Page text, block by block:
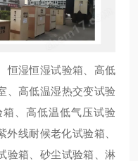
恒湿恒湿试验箱、高低
、高低温湿热交变试验
、高低温低气压试验
线耐候老化试验箱、
验箱、砂尘试验箱、淋